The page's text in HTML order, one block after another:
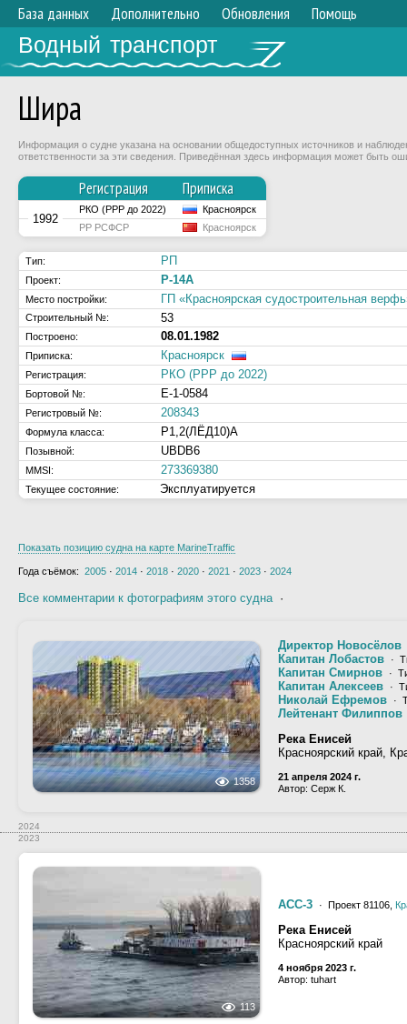
База данных Дополнительно Обновления Помощь
Водный транспорт
Шира
Информация о судне указана на основании общедоступных источников и
ответственности за эти сведения. Приведённая здесь информация может быть
Регистрация Приписка
1992
РКО (РРР до 2022)
Красноярск
РР РСФСР
Красноярск
Тип: РП
Проект: Р-14А
Место постройки: ГП «Красноярская судостроительная
Строительный №: 53
Построено: 08.01.1982
Приписка: Красноярск
Регистрация: РКО (РРР до 2022)
Бортовой №: Е-1-0584
Регистровый №: 208343
Формула класса: Р1,2(ЛЁД10)А
Позывной: UBDB6
MMSI: 273369380
Текущее состояние: Эксплуатируется
Показать позицию судна на карте MarineTraffic
Года съёмок: 2005 · 2014 · 2018 · 2020 · 2021 · 2023 · 2024
Все комментарии к фотографиям этого судна·
1358
Директор Новосёлов
Капитан Лобастов ·
Капитан Смирнов ·
Капитан Алексеев ·
Николай Ефремов ·
Лейтенант Филиппов
Река Енисей
Красноярский край,
21 апреля 2024 г.
Автор: Серж К.
2024
2023
113
АСС-3 · Проект 81106,
Река Енисей
Красноярский край
4 ноября 2023 г.
Автор: tuhart